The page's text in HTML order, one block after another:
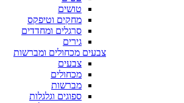
טושים
מחקים וטיפקס
סרגלים ומחדדים
גירים
צבעים מכחולים ומברשות
צבעים
מכחולים
מברשות
ספוגים וגלגלות